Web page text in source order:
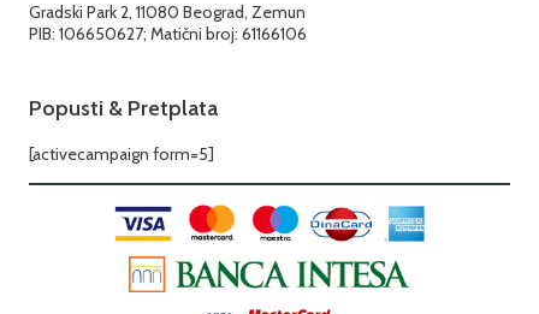
Gradski Park 2, 11080 Beograd, Zemun
PIB: 106650627; Matični broj: 61166106
Popusti & Pretplata
[activecampaign form=5]